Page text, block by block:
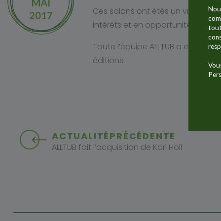
2017
Ces salons ont étés un vrai
intérêts et en opportunités.
Toute l’équipe ALLTUB a eu
éditions.
ACTUALITÉPRÉCÉDENTE
ALLTUB fait l’acquisition de Karl Höll